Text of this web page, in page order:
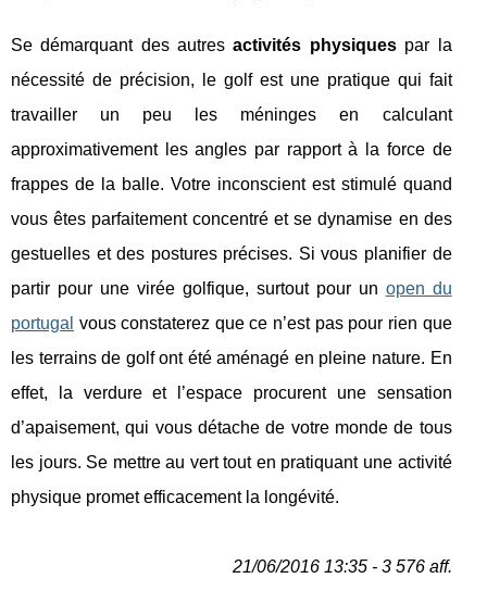
Se démarquant des autresactivités physiquespar la
nécessité de précision, le golf est une pratique qui fait
travailler un peu les méninges en calculant
approximativement les angles par rapport à la force de
frappes de la balle. Votre inconscient est stimulé quand
vous êtes parfaitement concentré et se dynamise en des
gestuelles et des postures précises. Si vous planifier de
partir pour une virée golfique, surtout pour un open du
portugal vous constaterez que ce n’est pas pour rien que
les terrains de golf ont été aménagé en pleine nature. En
effet, la verdure et l’espace procurent une sensation
d’apaisement, qui vous détache de votre monde de tous
les jours. Se mettre au vert tout en pratiquant une activité
physique promet efficacement la longévité.
21/06/2016 13:35 - 3 576 aff.